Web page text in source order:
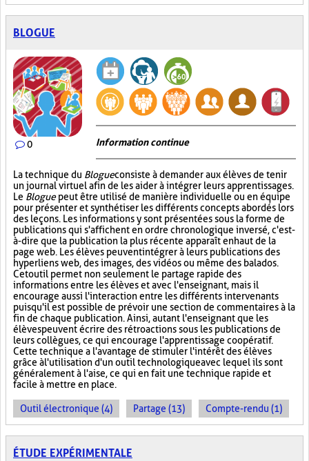
BLOGUE
0 Information continue
La technique du Blogueconsiste à demander aux élèves de tenir
un journal virtuel afin de les aider à intégrer leurs apprentissages.
Le Bloguepeut être utilisé de manière individuelle ou en équipe
pour présenter et synthétiser les différents concepts abordés lors
des leçons. Les informations y sont présentées sous la forme de
publications qui s'affichent en ordre chronologique inversé, c'est-
à-dire que la publication la plus récente apparaît en haut de la
page web. Les élèves peuvent intégrer à leurs publications des
hyperliens web, des images, des vidéos ou même des balados.
Cet outil permet non seulement le partage rapide des
informations entre les élèves et avec l'enseignant, mais il
encourage aussi l'interaction entre les différents intervenants
puisqu'il est possible de prévoir une section de commentaires à la
fin de chaque publication. Ainsi, autant l'enseignant que les
élèves peuvent écrire des rétroactions sous les publications de
leurs collègues, ce qui encourage l'apprentissage coopératif.
Cette technique a l'avantage de stimuler l'intérêt des élèves
grâce à l'utilisation d'un outil technologique avec lequel ils sont
généralement à l'aise, ce qui en fait une technique rapide et
facile à mettre en place.
Outil électronique (4) Partage (13) Compte-rendu (1)
ÉTUDE EXPÉRIMENTALE